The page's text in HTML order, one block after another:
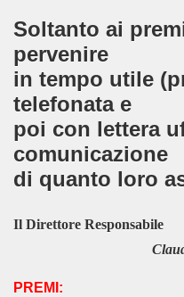
Soltanto ai
pervenire
in tempo utile
telefonata e
poi con lettera
comunicazione
di quanto loro
Il Direttore Responsabile
PREMI:
- ROMA
DELL'OLIO
FRAGOLE 2017